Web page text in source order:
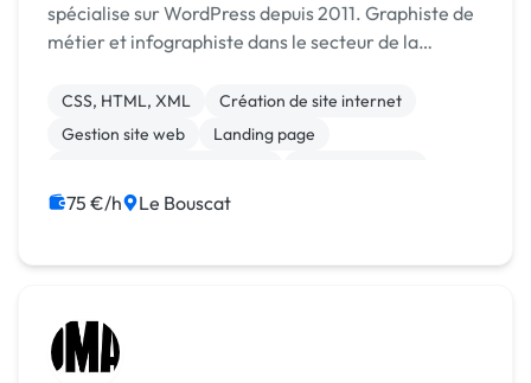
spécialise sur WordPress depuis 2011. Graphiste de
métier et infographiste dans le secteur de la
d'entreprise ou particulier dans les domaines des
art...
CSS, HTML, XML
Création de site internet
Gestion site web
Landing page
WordPress
Charte graphique
75 €/h Le Bouscat